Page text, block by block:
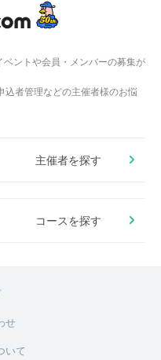
ベントや会員・メンバーの募集が
込者管理などの主催者様のお悩
主催者を探す
コースを探す
せ
いて